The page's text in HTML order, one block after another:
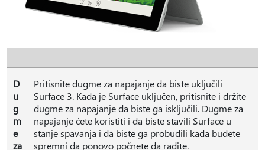
D
u
g
m
e
za
Pritisnite dugme za napajanje da biste uključili
Surface 3. Kada je Surface uključen, pritisnite i držite
dugme za napajanje da biste ga isključili. Dugme za
napajanje ćete koristiti i da biste stavili Surface u
stanje spavanja i da biste ga probudili kada budete
spremni da ponovo počnete da radite.